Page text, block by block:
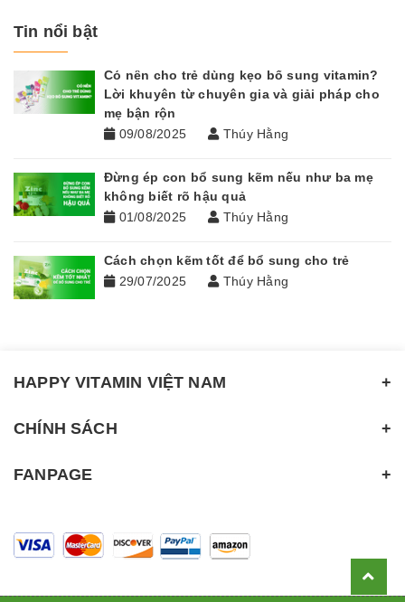
Tin nổi bật
Có nên cho trẻ dùng kẹo bổ sung vitamin?
Lời khuyên từ chuyên gia và giải pháp cho
mẹ bận rộn
09/08/2025
Thúy Hằng
Đừng ép con bổ sung kẽm nếu như ba mẹ
không biết rõ hậu quả
01/08/2025
Thúy Hằng
Cách chọn kẽm tốt để bổ sung cho trẻ
29/07/2025
Thúy Hằng
HAPPY VITAMIN VIỆT NAM
CHÍNH SÁCH
FANPAGE